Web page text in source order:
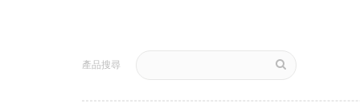
產品搜尋